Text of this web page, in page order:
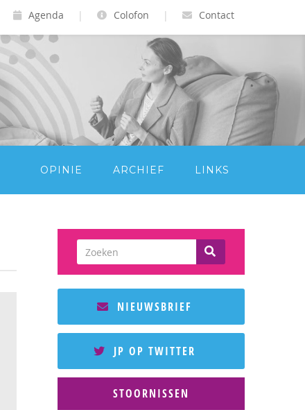
Contact
|
Colofon
|
Agenda
OPINIE ARCHIEF LINKS
NIEUWSBRIEF
JP OP TWITTER
STOORNISSEN